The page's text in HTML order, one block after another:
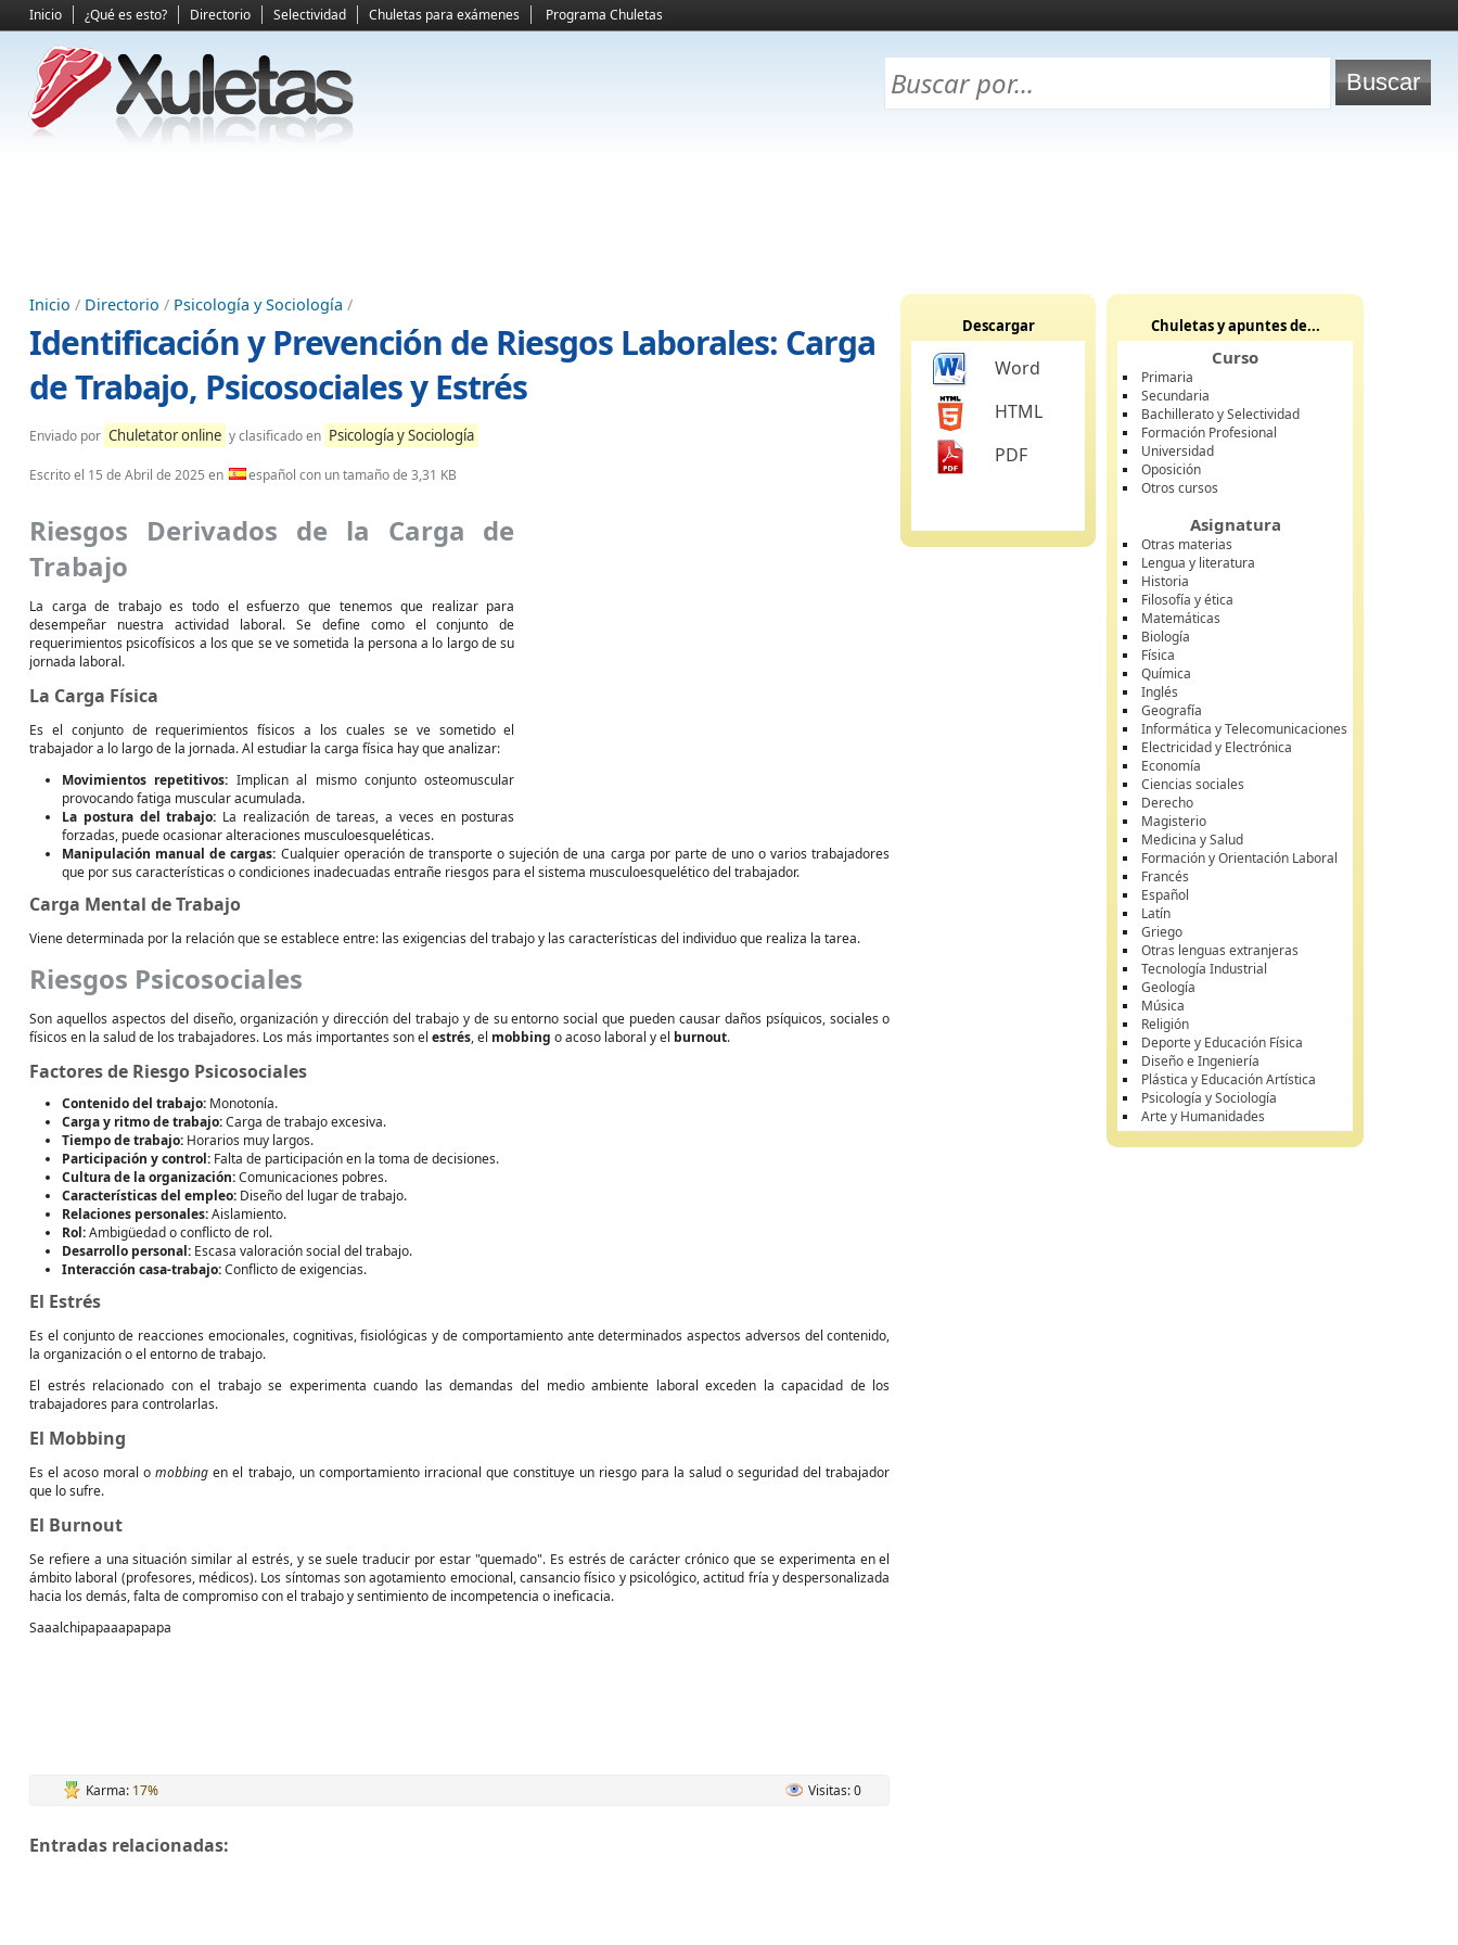
Inicio ¿Qué es esto? Directorio Selectividad Chuletas para exámenes Programa Chuletas
Inicio / Directorio / Psicología y Sociología /
Identificación y Prevención de Riesgos Laborales: Carga
de Trabajo, Psicosociales y Estrés
Enviado por Chuletator online y clasificado en Psicología y Sociología
Escrito el 15 de Abril de 2025 en español con un tamaño de 3,31 KB
Riesgos Derivados de la Carga de
Trabajo
La carga de trabajo es todo el esfuerzo que tenemos que realizar para
desempeñar nuestra actividad laboral. Se define como el conjunto de
requerimientos psicofísicos a los que se ve sometida la persona a lo largo de su
jornada laboral.
La Carga Física
Es el conjunto de requerimientos físicos a los cuales se ve sometido el
trabajador a lo largo de la jornada. Al estudiar la carga física hay que analizar:
Movimientos repetitivos: Implican al mismo conjunto osteomuscular
provocando fatiga muscular acumulada.
La postura del trabajo: La realización de tareas, a veces en posturas
forzadas, puede ocasionar alteraciones musculoesqueléticas.
Manipulación manual de cargas: Cualquier operación de transporte o sujeción de una carga por parte de uno o varios trabajadores
que por sus características o condiciones inadecuadas entrañe riesgos para el sistema musculoesquelético del trabajador.
Carga Mental de Trabajo
Viene determinada por la relación que se establece entre: las exigencias del trabajo y las características del individuo que realiza la tarea.
Riesgos Psicosociales
Son aquellos aspectos del diseño, organización y dirección del trabajo y de su entorno social que pueden causar daños psíquicos, sociales o
físicos en la salud de los trabajadores. Los más importantes son el estrés, el mobbing o acoso laboral y el burnout.
Factores de Riesgo Psicosociales
Contenido del trabajo: Monotonía.
Carga y ritmo de trabajo:Carga de trabajo excesiva.
Tiempo de trabajo: Horarios muy largos.
Participación y control: Falta de participación en la toma de decisiones.
Cultura de la organización:Comunicaciones pobres.
Características del empleo: Diseño del lugar de trabajo.
Relaciones personales:Aislamiento.
Rol:Ambigüedad o conflicto de rol.
Desarrollo personal: Escasa valoración social del trabajo.
Interacción casa-trabajo:Conflicto de exigencias.
El Estrés
Es el conjunto de reacciones emocionales, cognitivas, fisiológicas y de comportamiento ante determinados aspectos adversos del contenido,
la organización o el entorno de trabajo.
El estrés relacionado con el trabajo se experimenta cuando las demandas del medio ambiente laboral exceden la capacidad de los
trabajadores para controlarlas.
El Mobbing
Es el acoso moral omobbing en el trabajo, un comportamiento irracional que constituye un riesgo para la salud o seguridad del trabajador
que lo sufre.
El Burnout
Se refiere a una situación similar al estrés, y se suele traducir por estar "quemado". Es estrés de carácter crónico que se experimenta en el
ámbito laboral (profesores, médicos). Los síntomas son agotamiento emocional, cansancio físico y psicológico, actitud fría y despersonalizada
hacia los demás, falta de compromiso con el trabajo y sentimiento de incompetencia o ineficacia.
Saaalchipapaaapapapa
Karma: 17% Visitas: 0
Entradas relacionadas:
Descargar
Word
HTML
PDF
Chuletas y apuntes de...
Curso
Primaria
Secundaria
Bachillerato y Selectividad
Formación Profesional
Universidad
Oposición
Otros cursos
Asignatura
Otras materias
Lengua y literatura
Historia
Filosofía y ética
Matemáticas
Biología
Física
Química
Inglés
Geografía
Informática y Telecomunicaciones
Electricidad y Electrónica
Economía
Ciencias sociales
Derecho
Magisterio
Medicina y Salud
Formación y Orientación Laboral
Francés
Español
Latín
Griego
Otras lenguas extranjeras
Tecnología Industrial
Geología
Música
Religión
Deporte y Educación Física
Diseño e Ingeniería
Plástica y Educación Artística
Psicología y Sociología
Arte y Humanidades